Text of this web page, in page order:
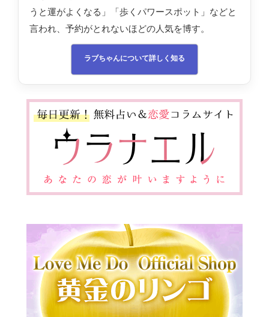
うと運がよくなる」「歩くパワースポット」などと
言われ、予約がとれないほどの人気を博す。
ラブちゃんについて詳しく知る